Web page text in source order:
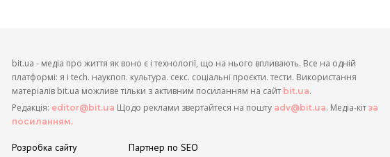
bit.ua - медіа про життя як воно є і технології, що на нього впливають. Все на одній
платформі: я і tech. наукпоп. культура. секс. соціальні проєкти. тести. Використання
матеріалів bit.ua можливе тільки з активним посиланням на сайт bit.ua.
Редакція: editor@bit.ua Щодо реклами звертайтеся на пошту adv@bit.ua. Медіа-кіт за
посиланням.
Розробка сайту Партнер по SEO